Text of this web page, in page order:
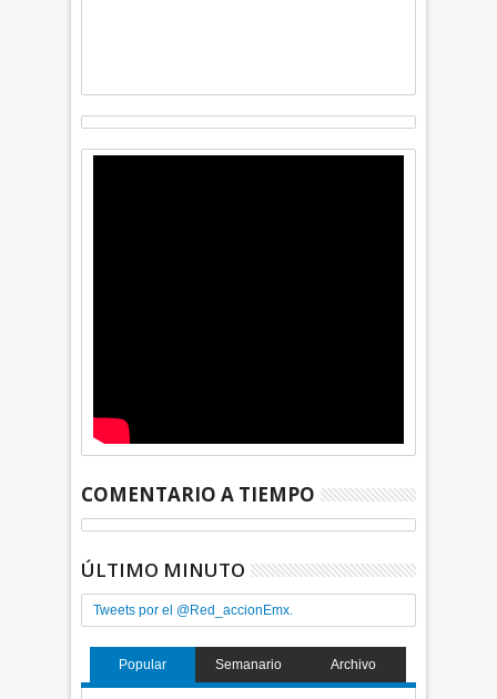
COMENTARIO A TIEMPO
ÚLTIMO MINUTO
Tweets por el @Red_accionEmx.
Popular Semanario Archivo